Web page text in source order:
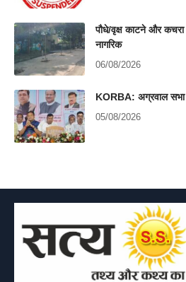
पौधे/वृक्ष काटने और
नागरिक
06/08/2026
KORBA: अग्रवाल सभा
05/08/2026